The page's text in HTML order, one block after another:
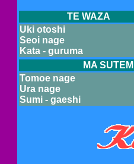
TE WAZA
Uki otoshi
Seoi nage
Kata - guruma
MA
Tomoe nage
Ura nage
Sumi - gaeshi